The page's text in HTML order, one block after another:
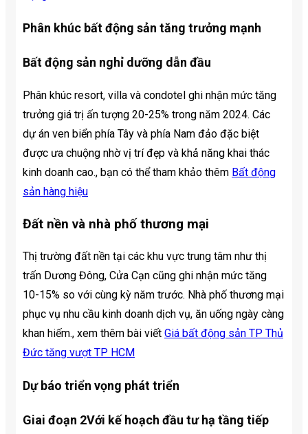
Phân khúc bất động sản tăng trưởng mạnh
Bất động sản nghỉ dưỡng dẫn đầu
Phân khúc resort, villa và condotel ghi nhận mức tăng
trưởng giá trị ấn tượng 20-25% trong năm 2024. Các
dự án ven biển phía Tây và phía Nam đảo đặc biệt
được ưa chuộng nhờ vị trí đẹp và khả năng khai thác
kinh doanh cao., bạn có thể tham khảo thêm Bất động
sản hàng hiệu
Đất nền và nhà phố thương mại
Thị trường đất nền tại các khu vực trung tâm như thị
trấn Dương Đông, Cửa Cạn cũng ghi nhận mức tăng
10-15% so với cùng kỳ năm trước. Nhà phố thương mại
phục vụ nhu cầu kinh doanh dịch vụ, ăn uống ngày càng
khan hiếm., xem thêm bài viết Giá bất động sản TP Thủ
Đức tăng vượt TP HCM
Dự báo triển vọng phát triển
Giai đoạn 2Với kế hoạch đầu tư hạ tầng tiếp